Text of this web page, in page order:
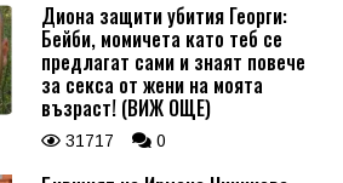
Диона защити убития Георги:
Бейби, момичета като теб се
предлагат сами и знаят повече
за секса от жени на моята
възраст! (ВИЖ ОЩЕ)
31717 0